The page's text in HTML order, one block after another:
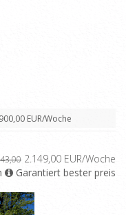
EUR/Woche
2.149,00 EUR/Woche
Garantiert bester preis